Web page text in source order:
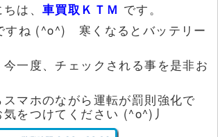
は、 車買取ＫＴＭ です。
すね (^o^) 寒くなるとバッテリー
一度、チェックされる事を是非お
マホのながら運転が罰則強化で
をつけてください (^o^)丿